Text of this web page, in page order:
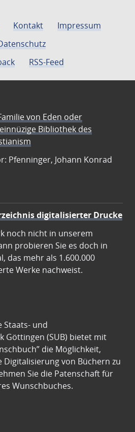
Kontakt
Impressum
RSS-Feed
von Eden oder
Bibliothek des
Pfenninger, Johann Konrad
digitalisierter Drucke
noch nicht in unserem
probieren Sie es doch in
das mehr als 1.600.000
Werke nachweist.
Staats- und
Göttingen (SUB) bietet mit
die Möglichkeit,
Digitalisierung von Büchern zu
Sie die Patenschaft für
Wunschbuches.